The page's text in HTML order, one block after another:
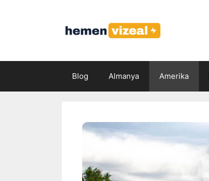
Blog Almanya Amerika